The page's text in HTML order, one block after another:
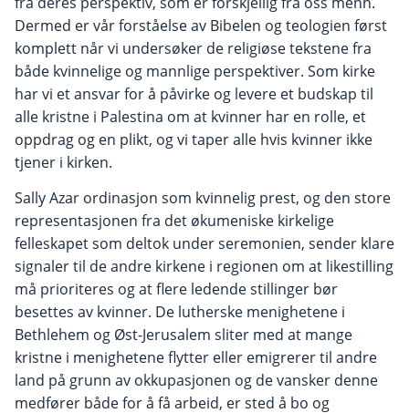
Dermed er vår forståelse av Bibelen og teologien først
komplett når vi undersøker de religiøse tekstene fra
både kvinnelige og mannlige perspektiver. Som kirke
har vi et ansvar for å påvirke og levere et budskap til
alle kristne i Palestina om at kvinner har en rolle, et
oppdrag og en plikt, og vi taper alle hvis kvinner ikke
tjener i kirken.
Sally Azar ordinasjon som kvinnelig prest, og den store
representasjonen fra det økumeniske kirkelige
felleskapet som deltok under seremonien, sender klare
signaler til de andre kirkene i regionen om at likestilling
må prioriteres og at flere ledende stillinger bør
besettes av kvinner. De lutherske menighetene i
Bethlehem og Øst-Jerusalem sliter med at mange
kristne i menighetene flytter eller emigrerer til andre
land på grunn av okkupasjonen og de vansker denne
medfører både for å få arbeid, er sted å bo og